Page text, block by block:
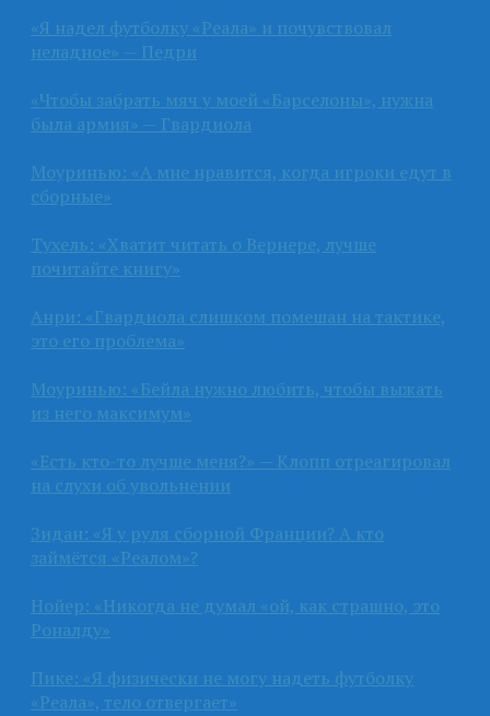
«Я надел футболку «Реала» и почувствовал
неладное» — Педри
«Чтобы забрать мяч у моей «Барселоны», нужна
была армия» — Гвардиола
Моуринью: «А мне нравится, когда игроки едут в
сборные»
Тухель: «Хватит читать о Вернере, лучше
почитайте книгу»
Анри: «Гвардиола слишком помешан на тактике,
это его проблема»
Моуринью: «Бейла нужно любить, чтобы выжать
из него максимум»
«Есть кто-то лучше меня?» — Клопп отреагировал
на слухи об увольнении
Зидан: «Я у руля сборной Франции? А кто
займётся «Реалом»?
Нойер: «Никогда не думал «ой, как страшно, это
Роналду»
Пике: «Я физически не могу надеть футболку
«Реала», тело отвергает»